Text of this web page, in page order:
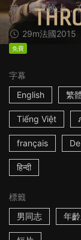
弟。某天晚上，
29m法國2015
免費
字幕
English
繁
Tiếng Việt
français
हिन्दी
標籤
男同志
年